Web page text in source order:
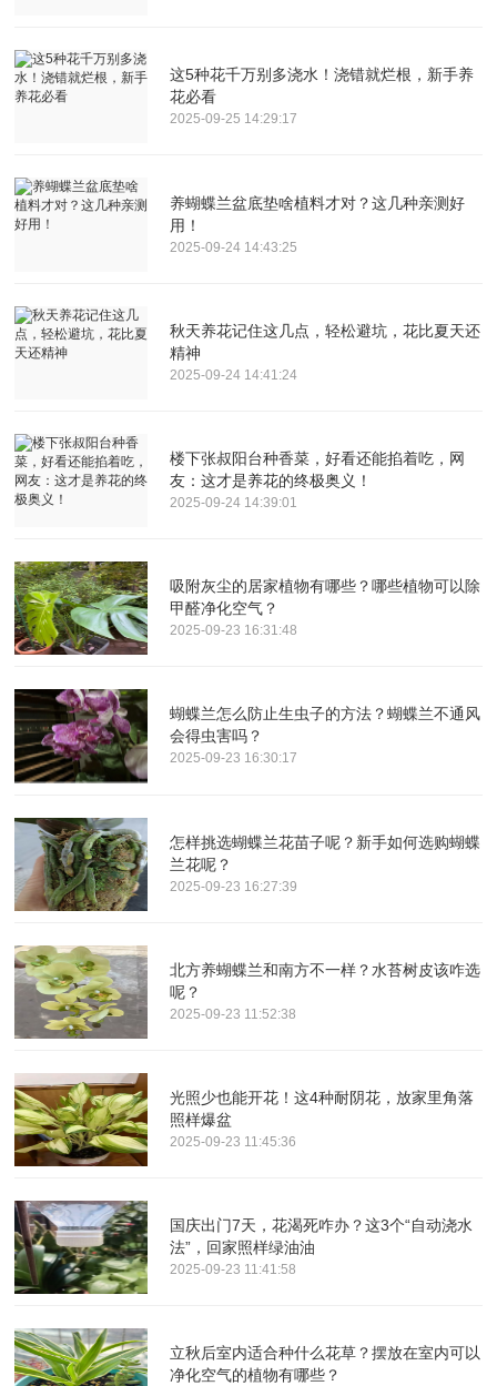
这5种花千万别多浇水！浇错就烂根，新手养
花必看
2025-09-25 14:29:17
养蝴蝶兰盆底垫啥植料才对？这几种亲测好
用！
2025-09-24 14:43:25
秋天养花记住这几点，轻松避坑，花比夏天还
精神
2025-09-24 14:41:24
楼下张叔阳台种香菜，好看还能掐着吃，网
友：这才是养花的终极奥义！
2025-09-24 14:39:01
吸附灰尘的居家植物有哪些？哪些植物可以除
甲醛净化空气？
2025-09-23 16:31:48
蝴蝶兰怎么防止生虫子的方法？蝴蝶兰不通风
会得虫害吗？
2025-09-23 16:30:17
怎样挑选蝴蝶兰花苗子呢？新手如何选购蝴蝶
兰花呢？
2025-09-23 16:27:39
北方养蝴蝶兰和南方不一样？水苔树皮该咋选
呢？
2025-09-23 11:52:38
光照少也能开花！这4种耐阴花，放家里角落
照样爆盆
2025-09-23 11:45:36
国庆出门7天，花渴死咋办？这3个“自动浇水
法”，回家照样绿油油
2025-09-23 11:41:58
立秋后室内适合种什么花草？摆放在室内可以
净化空气的植物有哪些？